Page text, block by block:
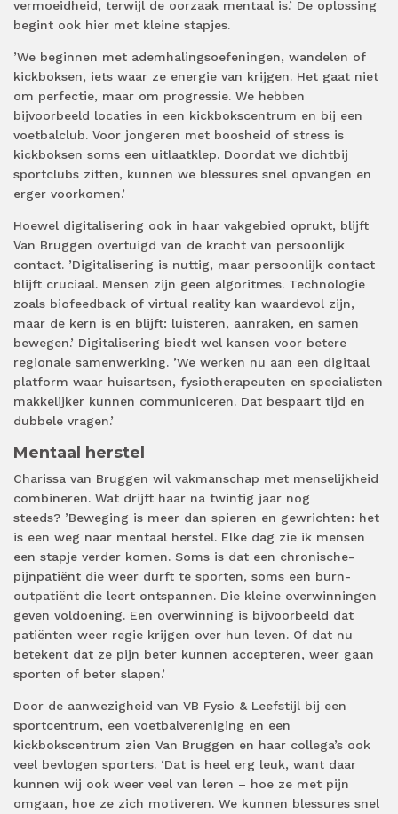
vermoeidheid, terwijl de oorzaak mentaal is.’ De oplossing
begint ook hier met kleine stapjes.
’We beginnen met ademhalingsoefeningen, wandelen of
kickboksen, iets waar ze energie van krijgen. Het gaat niet
om perfectie, maar om progressie. We hebben
bijvoorbeeld locaties in een kickbokscentrum en bij een
voetbalclub. Voor jongeren met boosheid of stress is
kickboksen soms een uitlaatklep. Doordat we dichtbij
sportclubs zitten, kunnen we blessures snel opvangen en
erger voorkomen.’
Hoewel digitalisering ook in haar vakgebied oprukt, blijft
Van Bruggen overtuigd van de kracht van persoonlijk
contact. ’Digitalisering is nuttig, maar persoonlijk contact
blijft cruciaal. Mensen zijn geen algoritmes. Technologie
zoals biofeedback of virtual reality kan waardevol zijn,
maar de kern is en blijft: luisteren, aanraken, en samen
bewegen.’ Digitalisering biedt wel kansen voor betere
regionale samenwerking. ’We werken nu aan een digitaal
platform waar huisartsen, fysiotherapeuten en specialisten
makkelijker kunnen communiceren. Dat bespaart tijd en
dubbele vragen.’
Mentaal herstel
Charissa van Bruggen wil vakmanschap met menselijkheid
combineren. Wat drijft haar na twintig jaar nog
steeds? ’Beweging is meer dan spieren en gewrichten: het
is een weg naar mentaal herstel. Elke dag zie ik mensen
een stapje verder komen. Soms is dat een chronische-
pijnpatiënt die weer durft te sporten, soms een burn-
outpatiënt die leert ontspannen. Die kleine overwinningen
geven voldoening. Een overwinning is bijvoorbeeld dat
patiënten weer regie krijgen over hun leven. Of dat nu
betekent dat ze pijn beter kunnen accepteren, weer gaan
sporten of beter slapen.’
Door de aanwezigheid van VB Fysio & Leefstijl bij een
sportcentrum, een voetbalvereniging en een
kickbokscentrum zien Van Bruggen en haar collega’s ook
veel bevlogen sporters. ‘Dat is heel erg leuk, want daar
kunnen wij ook weer veel van leren – hoe ze met pijn
omgaan, hoe ze zich motiveren. We kunnen blessures snel